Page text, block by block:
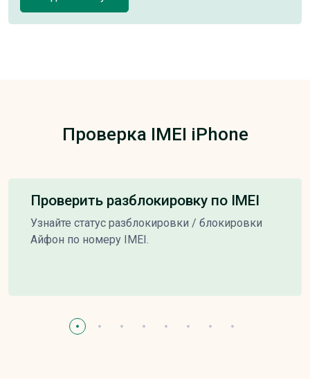
Проверка IMEI iPhone
Проверить разблокировку по IMEI
Узнайте статус разблокировки / блокировки
Айфон по номеру IMEI.